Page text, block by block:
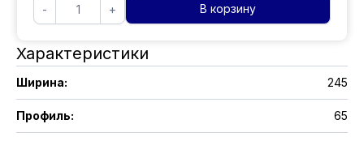
Характеристики
Ширина: 245
Профиль: 65
- + В корзину